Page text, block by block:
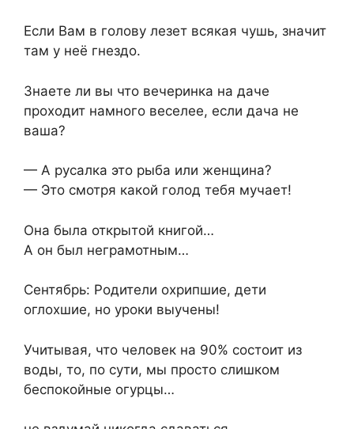
Если Вам в голову лезет всякая чушь, значит
там у неё гнездо.
Знаете ли вы что вечеринка на даче
проходит намного веселее, если дача не
ваша?
— А русалка это рыба или женщина?
— Это смотря какой голод тебя мучает!
Она была открытой книгой…
А он был неграмотным…
Сентябрь: Родители охрипшие, дети
оглохшие, но уроки выучены!
Учитывая, что человек на 90% состоит из
воды, то, по сути, мы просто слишком
беспокойные огурцы…